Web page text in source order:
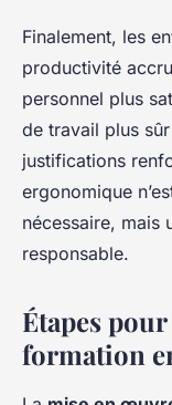
Finalement, les
productivité
personnel plus
de travail plus
justifications
ergonomique
nécessaire, mais
responsable.
Étapes
formation